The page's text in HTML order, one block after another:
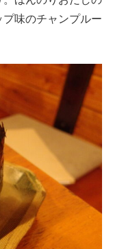
味のチャンプルー